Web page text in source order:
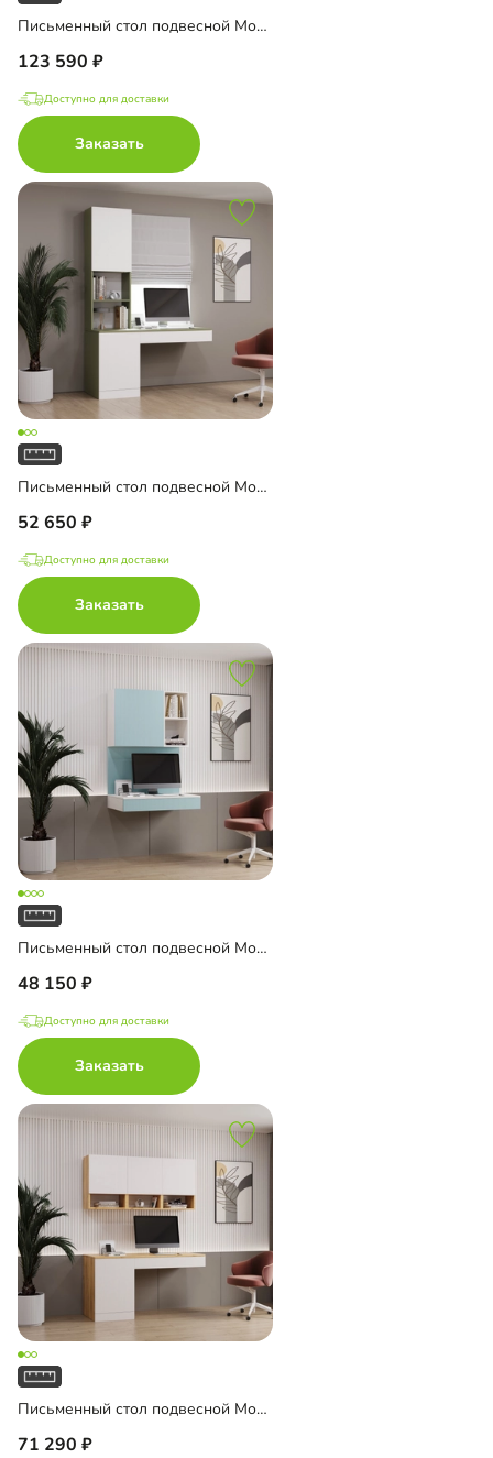
Письменный стол подвесной Мобаро-4
123 590
Доступно для доставки
Заказать
Письменный стол подвесной Мобаро-5
52 650
Доступно для доставки
Заказать
Письменный стол подвесной Мобаро-6
48 150
Доступно для доставки
Заказать
Письменный стол подвесной Мобаро-7
71 290